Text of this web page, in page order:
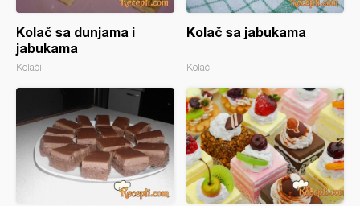
Kolač sa dunjama i
jabukama
Kolači
Kolač sa jabukama
Kolači